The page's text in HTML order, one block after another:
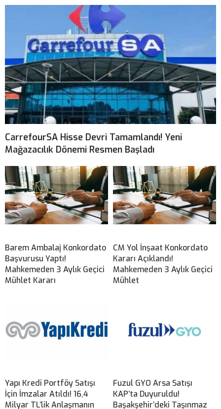
CarrefourSA Hisse Devri Tamamlandı! Yeni
Mağazacılık Dönemi Resmen Başladı
Barem Ambalaj Konkordato
Başvurusu Yaptı!
Mahkemeden 3 Aylık Geçici
Mühlet Kararı
CM Yol İnşaat Konkordato
Kararı Açıklandı!
Mahkemeden 3 Aylık Geçici
Mühlet
Yapı Kredi Portföy Satışı
İçin İmzalar Atıldı! 16,4
Milyar TL’lik Anlaşmanın
Fuzul GYO Arsa Satışı
KAP’ta Duyuruldu!
Başakşehir’deki Taşınmaz